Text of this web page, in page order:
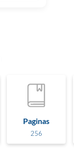
Paginas
256